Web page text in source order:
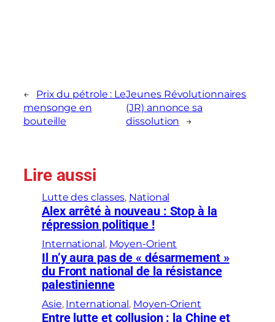
←
Prix du pétrole : Le
mensonge en
bouteille
Jeunes Révolutionnaires
(JR) annonce sa
dissolution
→
Lire aussi
Lutte des classes, National
Alex arrêté à nouveau : Stop à la
répression politique !
International , Moyen-Orient
Il n’y aura pas de « désarmement »
du Front national de la résistance
palestinienne
Asie, International , Moyen-Orient
Entre lutte et collusion : la Chine et